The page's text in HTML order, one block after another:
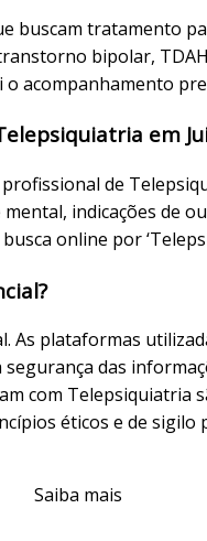
buscam tratamento
bipolar,
acompanhamento
em
de
indicações de
online por
As plataformas
das
com Telepsiquiatria
éticos e de
Saiba mais